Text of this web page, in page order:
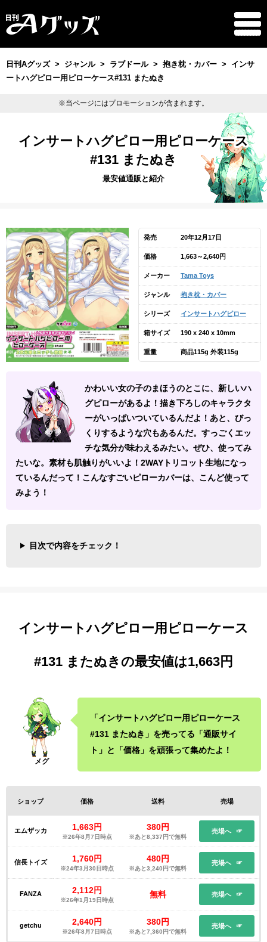
日刊Aグッズ ジャンル ラブドール 抱き枕・カバー
インサ
ートハグピロー用ピローケース#131 またぬき
※当ページにはプロモーションが含まれます。
インサートハグピロー用ピローケース
#131 またぬき
最安値通販と紹介
発売 20年12月17日
価格 1,663～2,640円
メーカー Tama Toys
ジャンル 抱き枕・カバー
シリーズ インサートハグピロー
箱サイズ 190 x 240 x 10mm
重量 商品115g 外装115g
かわいい女の子のまほうのとこに、新しいハ
グピローがあるよ！描き下ろしのキャラクタ
ーがいっぱいついているんだよ！あと、びっ
くりするような穴もあるんだ。すっごくエッ
チな気分が味わえるみたい。ぜひ、使ってみ
たいな。素材も肌触りがいいよ！2WAYトリコット生地になっ
ているんだって！こんなすごいピローカバーは、こんど使って
みよう！
目次で内容をチェック！
インサートハグピロー用ピローケース
#131 またぬきの最安値は1,663円
「インサートハグピロー用ピローケース
#131 またぬき」を売ってる「通販サイ
ト」と「価格」を頑張って集めたよ！
ショップ 価格 送料 売場
エムザッカ 1,663円
※26年8月7日時点
380円
※あと8,337円で無料
売場へ
信長トイズ 1,760円
※24年3月30日時点
480円
※あと3,240円で無料
売場へ
FANZA 2,112円
※26年1月19日時点
無料 売場へ
getchu 2,640円
※26年8月7日時点
380円
※あと7,360円で無料
売場へ